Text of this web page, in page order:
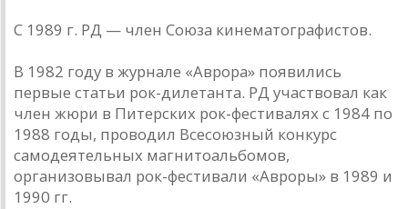
С 1989 г. РД — член Союза кинематографистов.
В 1982 году в журнале «Аврора» появились
первые статьи рок-дилетанта. РД участвовал как
член жюри в Питерских рок-фестивалях с 1984 по
1988 годы, проводил Всесоюзный конкурс
самодеятельных магнитоальбомов,
организовывал рок-фестивали «Авроры» в 1989 и
1990 гг.